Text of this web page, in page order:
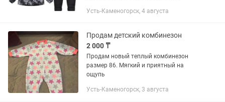
Усть-Каменогорск, 4 августа
Продам детский комбинезон
2 000 ₸
Продам новый теплый комбинезон
размер 86. Мягкий и приятный на
ощупь
Усть-Каменогорск, 3 августа